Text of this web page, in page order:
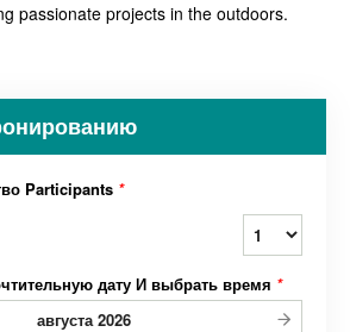
passionate projects in the outdoors.
Participants *
дату И выбрать время *
августа 2026